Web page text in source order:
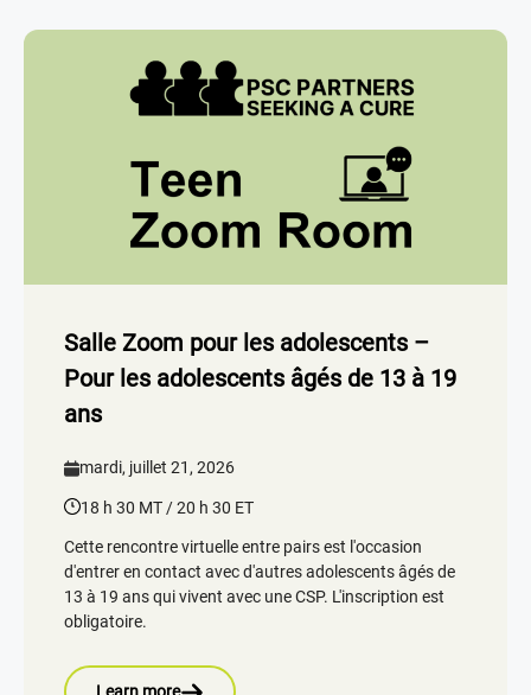
Salle Zoom pour les adolescents –
Pour les adolescents âgés de 13 à 19
ans
mardi, juillet 21, 2026
18 h 30 MT / 20 h 30 ET
Cette rencontre virtuelle entre pairs est l'occasion
d'entrer en contact avec d'autres adolescents âgés de
13 à 19 ans qui vivent avec une CSP. L'inscription est
obligatoire.